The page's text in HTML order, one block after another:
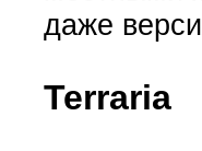
даже
Terraria